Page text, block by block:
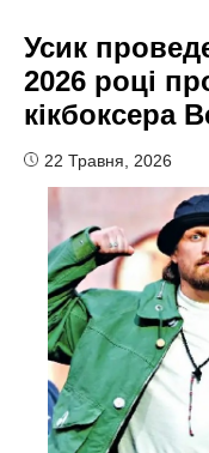
Усик
2026 році
кікбоксера
22 Травня, 2026